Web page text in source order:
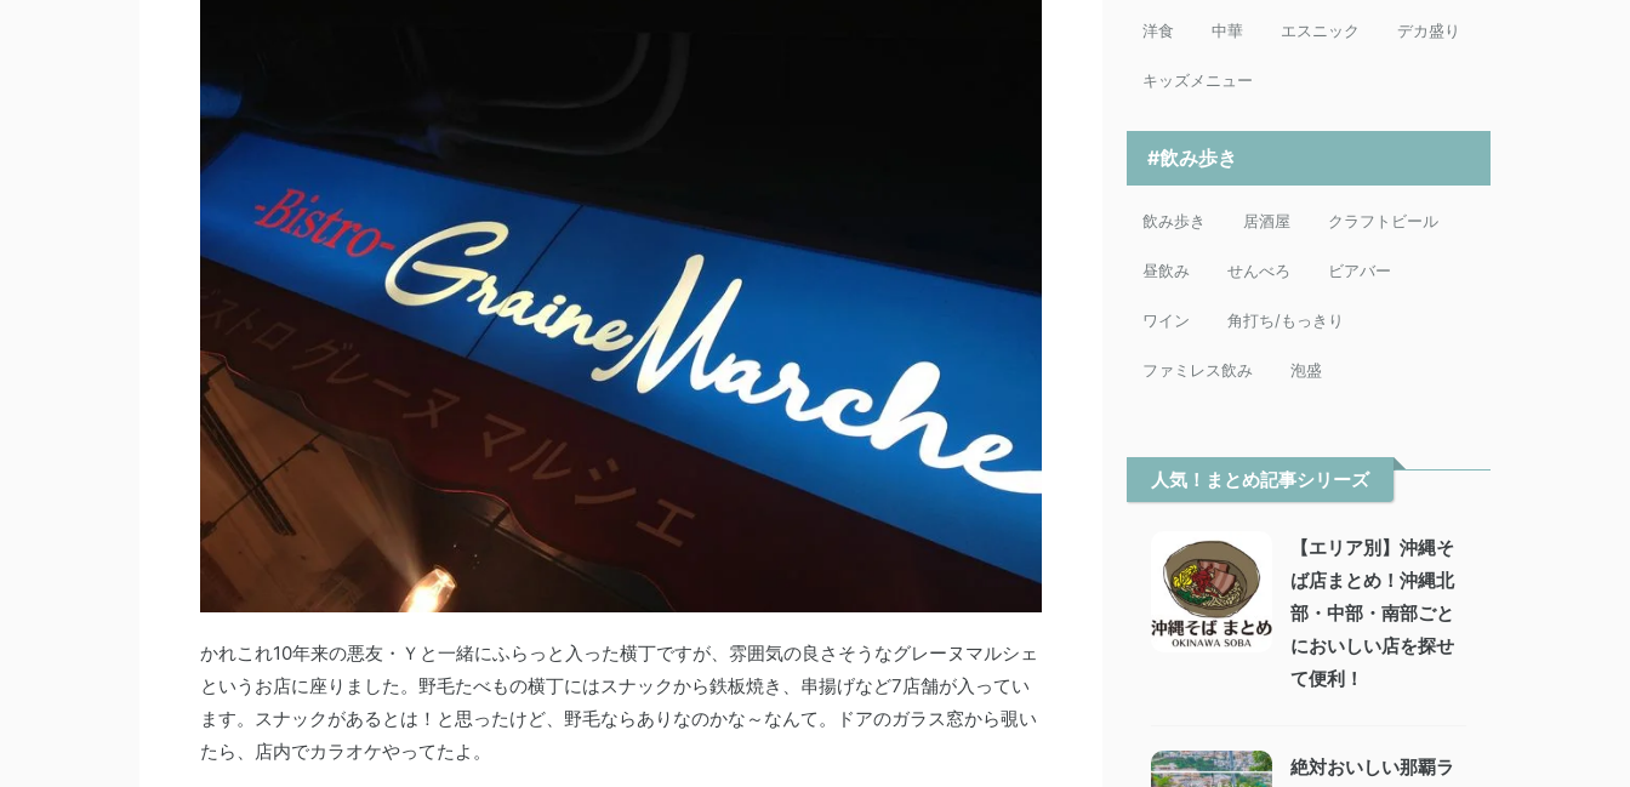
かれこれ10年来の悪友・Ｙと一緒にふらっと入った横丁ですが、雰囲気の良さそうなグレーヌマルシェ
というお店に座りました。野毛たべもの横丁にはスナックから鉄板焼き、串揚げなど7店舗が入ってい
ます。スナックがあるとは！と思ったけど、野毛ならありなのかな～なんて。ドアのガラス窓から覗い
たら、店内でカラオケやってたよ。
洋食 中華 エスニック デカ盛り
キッズメニュー
#飲み歩き
飲み歩き 居酒屋 クラフトビール
昼飲み せんべろ ビアバー
ワイン 角打ち/もっきり
ファミレス飲み 泡盛
人気！まとめ記事シリーズ
【エリア別】沖縄そ
ば店まとめ！沖縄北
部・中部・南部ごと
においしい店を探せ
て便利！
絶対おいしい那覇ラ